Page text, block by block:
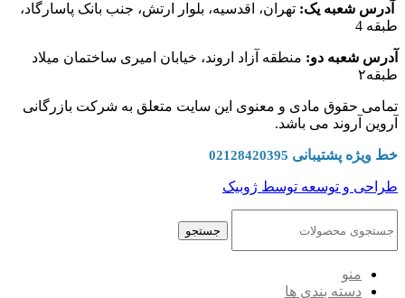
آدرس شعبه یک: تهران، اقدسیه، بلوار ارتش، جنب بانک پاسارگاد،
طبقه 4
آدرس شعبه دو: منطقه آزاد اروند، خیابان امیری ساختمان میلاد
طبقه۲
تمامی حقوق مادی و معنوی این سایت متعلق به شرکت بازرگانی
آروین آروند می باشد.
خط ویژه پشتیبانی 02128420395
طراحی و توسعه توسط ژوبیک
جستجو
منو
دسته بندی ها